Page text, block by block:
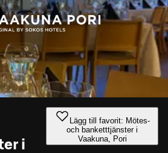
i
Lägg till favorit: Mötes-
och banketttjänster i
Vaakuna, Pori